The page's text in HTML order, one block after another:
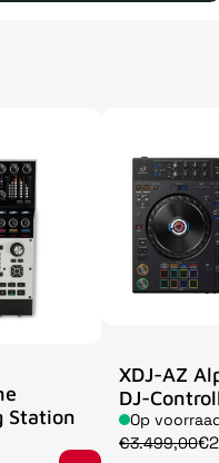
Station
XDJ-AZ
DJ-
Op
€3.499,00